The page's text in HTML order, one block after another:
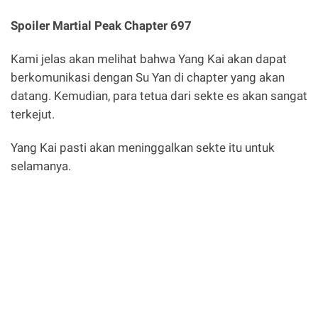
Spoiler Martial Peak Chapter 697
Kami jelas akan melihat bahwa Yang Kai akan dapat
berkomunikasi dengan Su Yan di chapter yang akan
datang. Kemudian, para tetua dari sekte es akan sangat
terkejut.
Yang Kai pasti akan meninggalkan sekte itu untuk
selamanya.